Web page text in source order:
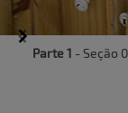
Item Parte 1 - Seção